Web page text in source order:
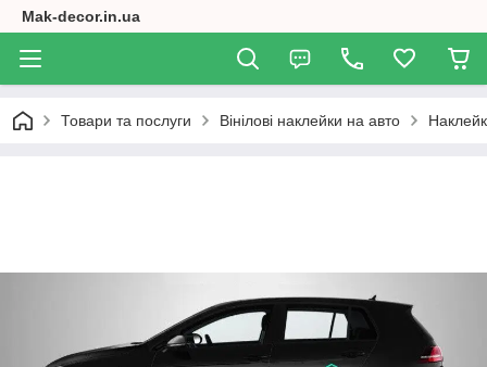
Mak-decor.in.ua
Товари та послуги Вінілові наклейки на авто